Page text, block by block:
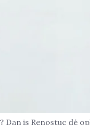
is Renostuc dé